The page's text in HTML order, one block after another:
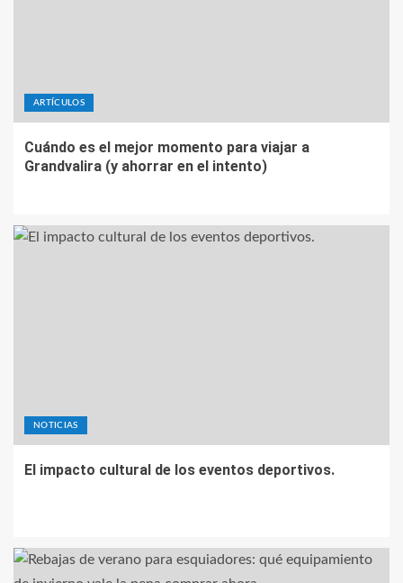
ARTÍCULOS
Cuándo es el mejor momento para viajar a
Grandvalira (y ahorrar en el intento)
NOTICIAS
El impacto cultural de los eventos deportivos.